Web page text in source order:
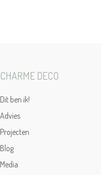
CHARME DECO
Dit ben ik!
Advies
Projecten
Blog
Media